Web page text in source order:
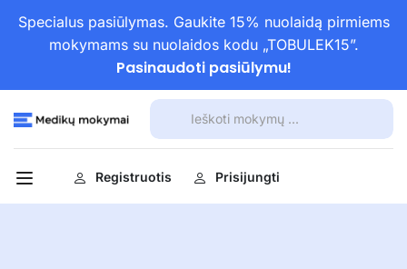
Specialus pasiūlymas. Gaukite 15% nuolaidą pirmiems
mokymams su nuolaidos kodu „TOBULEK15”.
Pasinaudoti pasiūlymu!
Registruotis Prisijungti